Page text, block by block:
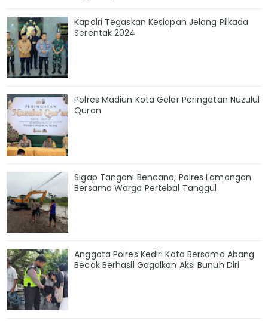
Kapolri Tegaskan Kesiapan Jelang Pilkada
Serentak 2024
Polres Madiun Kota Gelar Peringatan Nuzulul
Quran
Sigap Tangani Bencana, Polres Lamongan
Bersama Warga Pertebal Tanggul
Anggota Polres Kediri Kota Bersama Abang
Becak Berhasil Gagalkan Aksi Bunuh Diri